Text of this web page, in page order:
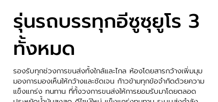
รุ่นรถบรรทุกอีซูซุยูโร 3
ทั้งหมด
รองรับทุกช่วงการขนส่งทั้งใกล้และไกล ห้องโดยสารกว้างเพิ่มมุม
มองการมองเห็นให้กว้างและชัดเจน ก้าวข้ามทุกข้อจำกัดด้วยความ
แข็งแกร่ง ทนทาน ที่ทั้งวงการขนส่งให้การยอมรับมาโดยตลอด